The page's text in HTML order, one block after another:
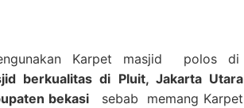
Karpet masjid polos di
berkualitas di Pluit, Jakarta Utara
bekasisebab memang Karpet